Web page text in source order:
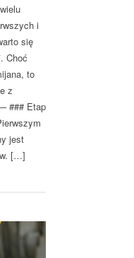
i
się
Choć
to
z
### Etap
jest
[…]